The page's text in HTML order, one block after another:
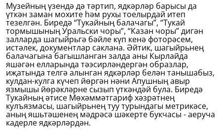
Музейның үзендә дә тәртип, ядкәрләр барысы да
үткән заман мохите һәм рухы тоелырдай итеп
тезелгән. Биредә “Тукайның балачагы”, “Тукай
тормышының Уральски чоры”, “Казан чоры” дигән
залларда шагыйрь­гә бәйле күп кенә фоторәсем,
истәлек, документлар саклана. Әйтик, шагыйрьнең
балачагына багышланган залда аны Кырлайда
яшәгән елларында тәэсирләндергән образлар,
иҗатында телгә алынган ядкәрләр белән танышабыз,
кулдан-кулга күчеп йөргән нәни Апушның авыр
язмышы йөрәкләрне сызып үткәндәй була. Биредә
Тукайның әтисе Мөхәммәтгариф хәзрәтнең
кулъязмасы, шагыйрьнең туу турындагы метрикәсе,
аның яшьтәшенең мәдрәсә шәкерте букчасы - аеруча
кадерле ядкәрләрдән.